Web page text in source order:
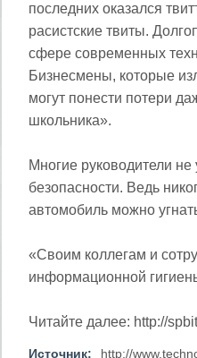
последних оказался
расистские твиты.
сфере современных
Бизнесмены, которые
могут понести потери
школьника».
Многие руководители
безопасности. Ведь
автомобиль можно
«Своим коллегам и
информационной
Читайте далее: http://
Источник: http://